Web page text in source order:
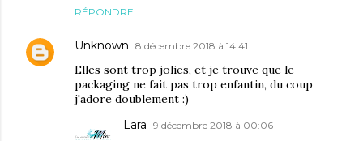
RÉPONDRE
Unknown 8 décembre 2018 à 14:41
Elles sont trop jolies, et je trouve que le
packaging ne fait pas trop enfantin, du coup
j'adore doublement :)
Lara 9 décembre 2018 à 00:06